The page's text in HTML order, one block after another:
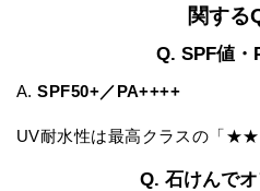
関する
Q. SPF値・
A.SPF50+／PA++++
UV耐水性は最高クラスの「★★
Q. 石けんで